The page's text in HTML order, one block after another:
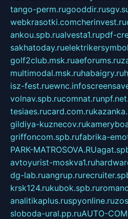
tango-perm.rugooddir.ru
webkrasotki.comcherinvest.ru
ankou.spb.rualvesta1.rupdf-
sakhatoday.ru
golf2club.msk.ruaeforums.ru
multimodal.msk.ruhabaigry.ru
isz-fest.ruewnc.info
volnav.spb.rucomnat.ru
tesiaes.rucard.com.ru
gildiya-kuznecov.ru
griffoncom.spb.rufabrika-
PARK-MATROSOVA.RU
avtoyurist-moskva1.ru
dg-lab.ruangrup.ru
krsk124.rukubok.spb.ru
analitikaplus.ruspyonline.ru
sloboda-ural.pp.ruAUTO-